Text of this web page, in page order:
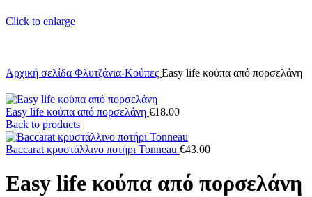
Click to enlarge
Αρχική σελίδα Φλυτζάνια-Κούπες Easy life κούπα από πορσελάνη
Easy life κούπα από πορσελάνη €18.00
Back to products
Baccarat κρυστάλλινο ποτήρι Tonneau €43.00
Easy life κούπα από πορσελάνη